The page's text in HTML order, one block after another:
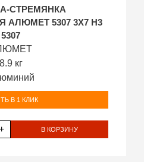
СТРЕМЯНКА
АЛЮМЕТ 5307 3Х7 H3
5307
8.9 кг
В 1 КЛИК
В КОРЗИНУ